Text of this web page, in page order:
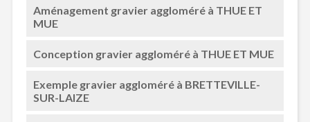
Aménagement gravier aggloméré à THUE ET
MUE
Conception gravier aggloméré à THUE ET MUE
Exemple gravier aggloméré à BRETTEVILLE-
SUR-LAIZE